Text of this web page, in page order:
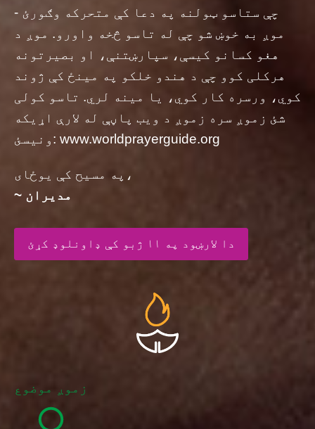
چې ستاسو ټولنه په دعا کې متحرکه وګورئ -
موږ به خوښ شو چې له تاسو څخه واورو. موږ د
هغو کسانو کیسې، سپارښتنې، او بصیرتونه
هرکلی کوو چې د هندو خلکو په مینځ کې ژوند
کوي، ورسره کار کوي، یا مینه لري. تاسو کولی
شئ زموږ سره زموږ د ویب پاڼې له لارې اړیکه
ونیسئ: www.worldprayerguide.org
په مسیح کې یوځای،
~ مدیران
دا لارښود په ۱۱ ژبو کې ډاونلوډ کړئ
زموږ موضوع